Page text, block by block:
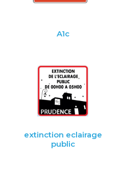
A1c
extinction eclairage
public